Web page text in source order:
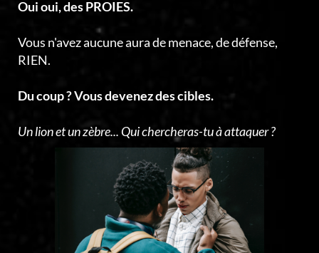
Oui oui, des PROIES.
Vous n'avez aucune aura de menace, de défense,
RIEN.
Du coup ? Vous devenez des cibles.
Un lion et un zèbre... Qui chercheras-tu à attaquer ?